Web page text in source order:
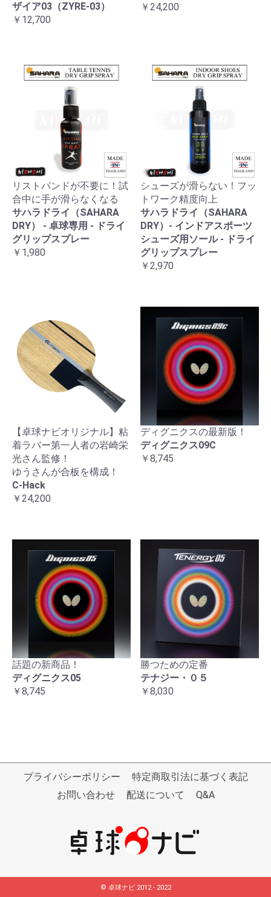
ザイア03（ZYRE-03）
￥12,700
￥24,200
リストバンドが不要に！試
合中に手が滑らなくなる
サハラドライ（SAHARA
DRY） - 卓球専用 - ドライ
グリップスプレー
￥1,980
シューズが滑らない！フッ
トワーク精度向上
サハラドライ（SAHARA
DRY）- インドアスポーツ
シューズ用ソール - ドライ
グリップスプレー
￥2,970
【卓球ナビオリジナル】粘
着ラバー第一人者の岩崎栄
光さん監修！
ゆうさんが合板を構成！
C-Hack
￥24,200
ディグニクスの最新版！
ディグニクス09C
￥8,745
話題の新商品！
ディグニクス05
￥8,745
勝つための定番
テナジー・０５
￥8,030
プライバシーポリシー
特定商取引法に基づく表記
お問い合わせ
配送について Q&A
© 卓球ナビ 2012 - 2022